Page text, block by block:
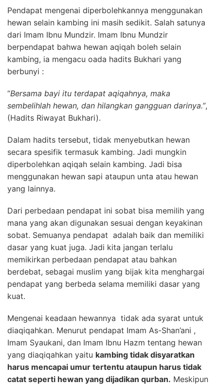
Pendapat mengenai diperbolehkannya menggunakan
hewan selain kambing ini masih sedikit. Salah satunya
dari Imam Ibnu Mundzir. Imam Ibnu Mundzir
berpendapat bahwa hewan aqiqah boleh selain
kambing, ia mengacu oada hadits Bukhari yang
berbunyi :
“Bersama bayi itu terdapat aqiqahnya, maka
sembelihlah hewan, dan hilangkan gangguan darinya.”,
(Hadits Riwayat Bukhari).
Dalam hadits tersebut, tidak menyebutkan hewan
secara spesifik termasuk kambing. Jadi mungkin
diperbolehkan aqiqah selain kambing. Jadi bisa
menggunakan hewan sapi ataupun unta atau hewan
yang lainnya.
Dari perbedaan pendapat ini sobat bisa memilih yang
mana yang akan digunakan sesuai dengan keyakinan
sobat. Semuanya pendapat adalah baik dan memiliki
dasar yang kuat juga. Jadi kita jangan terlalu
memikirkan perbedaan pendapat atau bahkan
berdebat, sebagai muslim yang bijak kita menghargai
pendapat yang berbeda selama memiliki dasar yang
kuat.
Mengenai keadaan hewannya tidak ada syarat untuk
diaqiqahkan. Menurut pendapat Imam As-Shan’ani ,
Imam Syaukani, dan Imam Ibnu Hazm tentang hewan
yang diaqiqahkan yaitu kambing tidak disyaratkan
harus mencapai umur tertentu ataupun harus tidak
catat seperti hewan yang dijadikan qurban. Meskipun